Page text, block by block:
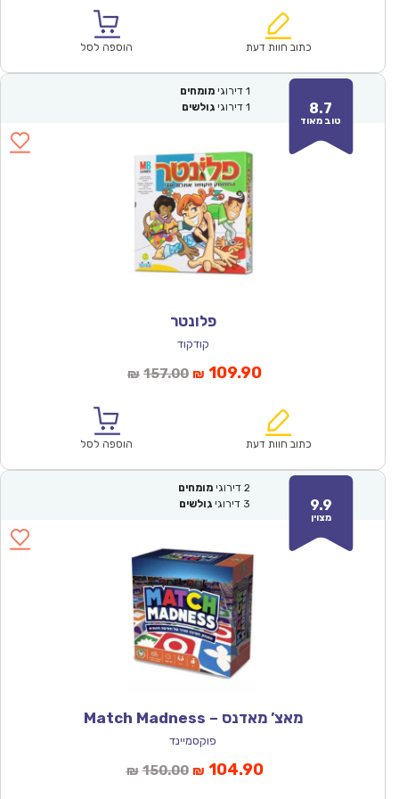
₪164.00.
הוא:
כתוב חוות דעת הוספה לסל
8.7
טוב מאוד
1 דירוגי מומחים
1 דירוגי גולשים
פלונטר
קודקוד
₪ 157.00המחיר
₪157.00.
₪ 109.90המחיר
הוא:
כתוב חוות דעת הוספה לסל
9.9
מצוין
2 דירוגי מומחים
3 דירוגי גולשים
מאצ’ מאדנס – Match Madness
פוקסמיינד
₪ 150.00המחיר
₪ 104.90המחיר